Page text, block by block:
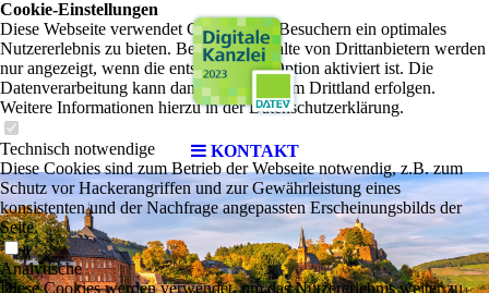
KONTAKT
Cookie-Einstellungen
Diese Webseite verwendet Cookies, um Besuchern ein optimales
Nutzererlebnis zu bieten. Bestimmte Inhalte von Drittanbietern werden
nur angezeigt, wenn die entsprechende Option aktiviert ist. Die
Datenverarbeitung kann dann auch in einem Drittland erfolgen.
Weitere Informationen hierzu in der Datenschutzerklärung.
Technisch notwendige
Diese Cookies sind zum Betrieb der Webseite notwendig, z.B. zum
Schutz vor Hackerangriffen und zur Gewährleistung eines
konsistenten und der Nachfrage angepassten Erscheinungsbilds der
Seite.
Analytische
Diese Cookies werden verwendet, um das Nutzererlebnis weiter zu